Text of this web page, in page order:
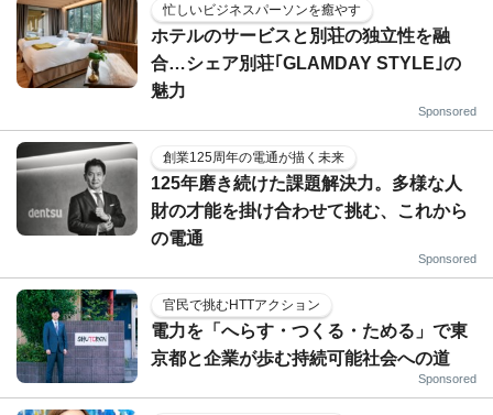
忙しいビジネスパーソンを癒やす
ホテルのサービスと別荘の独立性を融
合…シェア別荘｢GLAMDAY STYLE｣の
魅力
Sponsored
創業125周年の電通が描く未来
125年磨き続けた課題解決力。多様な人
財の才能を掛け合わせて挑む、これから
の電通
Sponsored
官民で挑むHTTアクション
電力を「へらす・つくる・ためる」で東
京都と企業が歩む持続可能社会への道
Sponsored